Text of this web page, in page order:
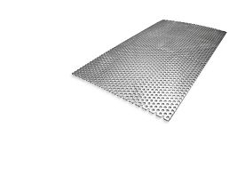
Купить в 1 клик
Сравнение
В избранное
Под заказ